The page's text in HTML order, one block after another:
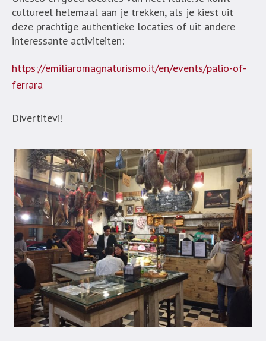
cultureel helemaal aan je trekken, als je kiest uit
deze prachtige authentieke locaties of uit andere
interessante activiteiten:
https://emiliaromagnaturismo.it/en/events/palio-of-
ferrara
Divertitevi!